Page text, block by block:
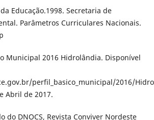
Educação.1998. Secretaria de
Parâmetros Curriculares Nacionais.
Municipal 2016 Hidrolândia. Disponível
perfil_basico_municipal/2016/
Abril de 2017.
do DNOCS, Revista Conviver Nordeste